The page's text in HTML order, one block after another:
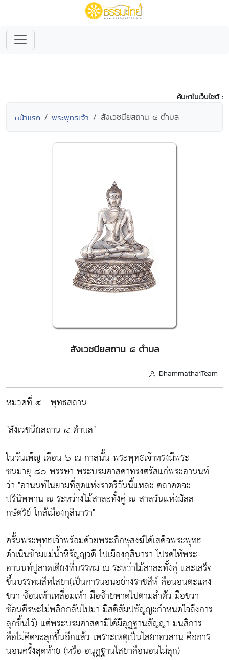
ค้นหาในเว็บไซต์ :
หน้าแรก พระพุทธเจ้า สังเวชนียสถาน ๔ ตำบล
สังเวชนียสถาน ๔ ตำบล
DhammathaiTeam
หมวดที่ ๔ - พุทธสถาน
"สังเวชนียสถาน ๔ ตำบล"
ในวันเพ็ญ เดือน ๖ ณ กาลนั้น พระพุทธเจ้าทรงมีพระ
ชนมายุ ๘๐ พรรษา พระบรมศาสดาทรงตรัสแก่พระอานนท์
ว่า "อานนท์ในยามที่สุดแห่งราตรีวันนี้แหละ ตถาคตจะ
ปรินิพพาน ณ ระหว่างไม้สาละทั้งคู่ ณ สาลวันแห่งมัลล
กษัตริย์ ใกล้เมืองกุสินารา"
ครั้นพระพุทธเจ้าพร้อมด้วยพระภิกษุสงฆ์ได้เสด็จพระพุทธ
ดำเนินข้ามแม่น้ำหิรัญญวดี ไปเมืองกุสินารา โปรดให้พระ
อานนท์ปูลาดเตียงที่บรรทม ณ ระหว่าไม้สาละทั้งคู่ และเสร็จ
ขึ้นบรรทมสีหไสยา(เป็นการนอนอย่างราชสีห์ คือนอนตะแคง
ขวา ซ้อนเท้าเหลื่อมเท้า มือซ้ายพาดไปตามลำตัว มือขวา
ช้อนศีรษะไม่พลิกกลับไปมา มีสติสัมปชัญญะกำหนดใจถึงการ
ลุกขึ้นไว้) แต่พระบรมศาสดามิได้มีอุฏฐานสัญญา มนสิการ
คือไม่คิดจะลุกขึ้นอีกแล้ว เพราะเหตุเป็นไสยาอวสาน คือการ
นอนครั้งสุดท้าย (หรือ อนุฏฐานไสยาคือนอนไม่ลุก)